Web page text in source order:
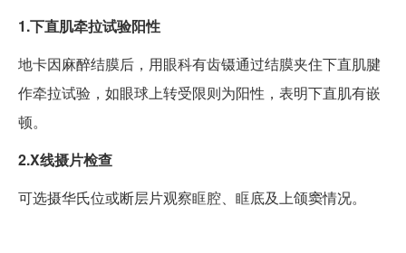
1.下直肌牵拉试验阳性
地卡因麻醉结膜后，用眼科有齿镊通过结膜夹住下直肌腱
作牵拉试验，如眼球上转受限则为阳性，表明下直肌有嵌
顿。
2.X线摄片检查
可选摄华氏位或断层片观察眶腔、眶底及上颌窦情况。